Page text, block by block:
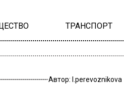
ТРАНСПОРТ
Автор: l.perevoznikova